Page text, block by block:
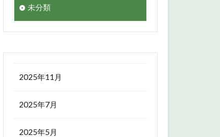
未分類
2025年11月
2025年7月
2025年5月